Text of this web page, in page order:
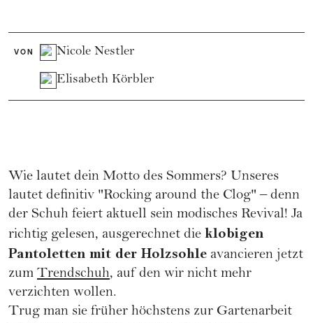
VON Nicole Nestler
Elisabeth Körbler
Wie lautet dein Motto des Sommers? Unseres
lautet definitiv "Rocking around the Clog" – denn
der Schuh feiert aktuell sein modisches Revival! Ja
richtig gelesen, ausgerechnet die klobigen
Pantoletten mit der Holzsohle avancieren jetzt
zum Trendschuh, auf den wir nicht mehr
verzichten wollen.
Trug man sie früher höchstens zur Gartenarbeit